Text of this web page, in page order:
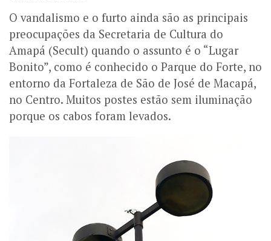
O vandalismo e o furto ainda são as principais
preocupações da Secretaria de Cultura do
Amapá (Secult) quando o assunto é o “Lugar
Bonito”, como é conhecido o Parque do Forte, no
entorno da Fortaleza de São de José de Macapá,
no Centro. Muitos postes estão sem iluminação
porque os cabos foram levados.